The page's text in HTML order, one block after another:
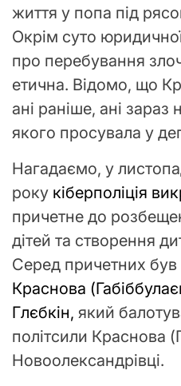
життя у попа під
Окрім суто
про перебування
етична. Відомо, що
ані раніше, ані зараз
якого просувала у
Нагадаємо, у
року кіберполіція
причетне до
дітей та створення
Серед причетних був
Краснова
Глєбкін, який
політсили Краснова
Новоолександрівці.